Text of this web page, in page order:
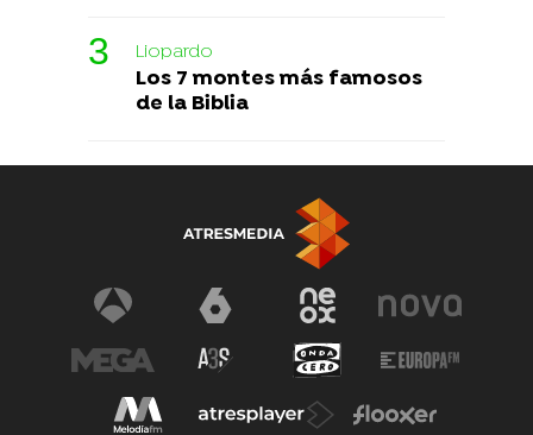
Liopardo
Los 7 montes más famosos
de la Biblia